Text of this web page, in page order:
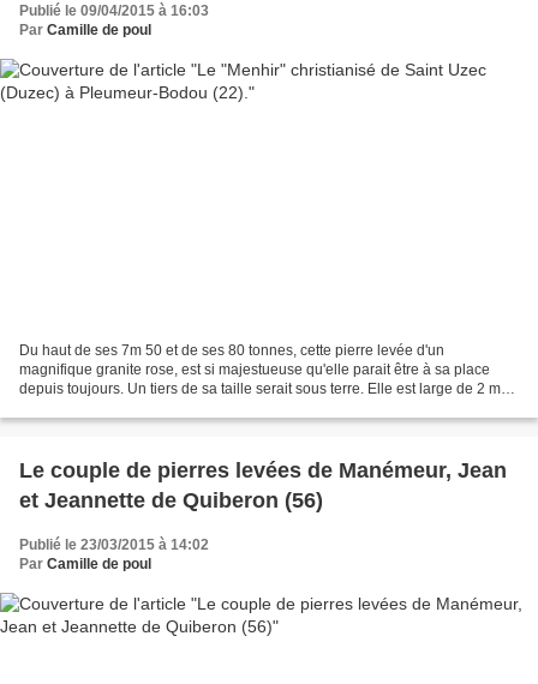
Publié le 09/04/2015 à 16:03
Par Camille de poul
Du haut de ses 7m 50 et de ses 80 tonnes, cette pierre levée d'un
magnifique granite rose, est si majestueuse qu'elle parait être à sa place
depuis toujours. Un tiers de sa taille serait sous terre. Elle est large de 2 m
Le couple de pierres levées de Manémeur, Jean
et Jeannette de Quiberon (56)
Publié le 23/03/2015 à 14:02
Par Camille de poul